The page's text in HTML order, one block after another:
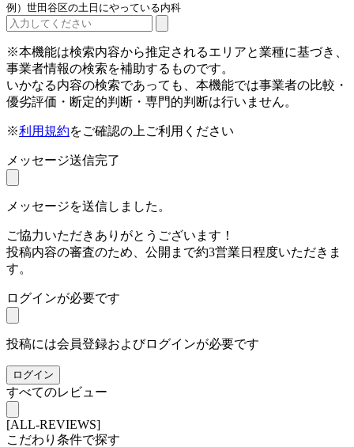
例）世田谷区の土日にやっている内科
※本機能は検索内容から推定されるエリアと業種に基づき、
事業者情報の検索を補助するものです。
いかなる内容の検索であっても、本機能では事業者の比較・
優劣評価・断定的判断・専門的判断は行いません。
※利用規約をご確認の上ご利用ください
メッセージ送信完了
メッセージを送信しました。
ご協力いただきありがとうございます！
投稿内容の審査のため、公開まで約3営業日程度いただきま
す。
ログインが必要です
投稿には会員登録およびログインが必要です
ログイン
すべてのレビュー
[ALL-REVIEWS]
こだわり条件で探す